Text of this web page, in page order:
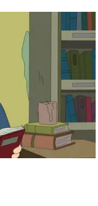
12:24